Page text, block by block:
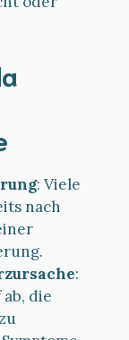
: Viele
nach
:
die